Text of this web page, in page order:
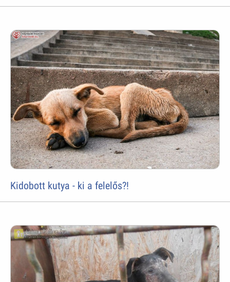
Kidobott kutya - ki a felelős?!